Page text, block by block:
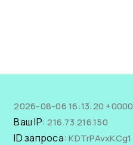
2026-08-06 16:13:20 +0000
Ваш IP:216.73.216.150
ID запроса:KDTrPAvxKCg1